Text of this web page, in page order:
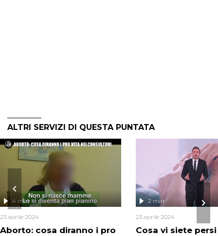
ALTRI SERVIZI DI QUESTA PUNTATA
Aborto: cosa diranno i pro
4 min
23 aprile 2024
Cosa vi siete
2 min
23 aprile 2024